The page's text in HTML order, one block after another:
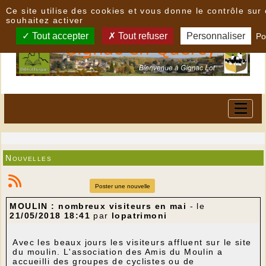
Nouvelles
Poster une nouvelle
MOULIN : nombreux visiteurs en mai - le
21/05/2018 18:41 par lopatrimoni
Avec les beaux jours les visiteurs affluent sur le site
du moulin. L'association des Amis du Moulin a
accueilli des groupes de cyclistes ou de
Ce site utilise des cookies et vous donne le contrôle sur
souhaitez activer
Tout accepter Tout refuser Personnaliser